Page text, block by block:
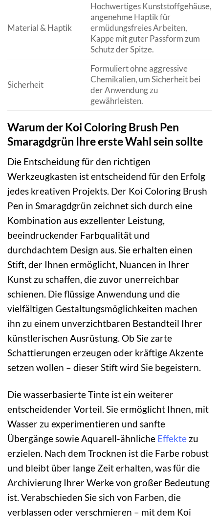
Material & Haptik
Hochwertiges Kunststoffgehäuse,
angenehme Haptik für
ermüdungsfreies Arbeiten,
Kappe mit guter Passform zum
Schutz der Spitze.
Sicherheit
Formuliert ohne aggressive
Chemikalien, um Sicherheit bei
der Anwendung zu
gewährleisten.
Warum der Koi Coloring Brush Pen
Smaragdgrün Ihre erste Wahl sein sollte
Die Entscheidung für den richtigen
Werkzeugkasten ist entscheidend für den Erfolg
jedes kreativen Projekts. Der Koi Coloring Brush
Pen in Smaragdgrün zeichnet sich durch eine
Kombination aus exzellenter Leistung,
beeindruckender Farbqualität und
durchdachtem Design aus. Sie erhalten einen
Stift, der Ihnen ermöglicht, Nuancen in Ihrer
Kunst zu schaffen, die zuvor unerreichbar
schienen. Die flüssige Anwendung und die
vielfältigen Gestaltungsmöglichkeiten machen
ihn zu einem unverzichtbaren Bestandteil Ihrer
künstlerischen Ausrüstung. Ob Sie zarte
Schattierungen erzeugen oder kräftige Akzente
setzen wollen – dieser Stift wird Sie begeistern.
Die wasserbasierte Tinte ist ein weiterer
entscheidender Vorteil. Sie ermöglicht Ihnen, mit
Wasser zu experimentieren und sanfte
Übergänge sowie Aquarell-ähnliche Effekte zu
erzielen. Nach dem Trocknen ist die Farbe robust
und bleibt über lange Zeit erhalten, was für die
Archivierung Ihrer Werke von großer Bedeutung
ist. Verabschieden Sie sich von Farben, die
verblassen oder verschmieren – mit dem Koi